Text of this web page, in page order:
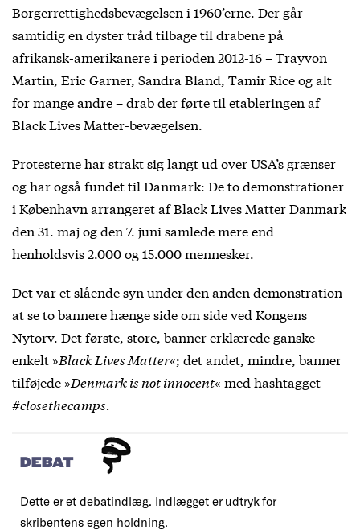
Borgerrettighedsbevægelsen i 1960’erne. Der går
samtidig en dyster tråd tilbage til drabene på
afrikansk-amerikanere i perioden 2012-16 – Trayvon
Martin, Eric Garner, Sandra Bland, Tamir Rice og alt
for mange andre – drab der førte til etableringen af
Black Lives Matter-bevægelsen.
Protesterne har strakt sig langt ud over USA’s grænser
og har også fundet til Danmark: De to demonstrationer
i København arrangeret af Black Lives Matter Danmark
den 31. maj og den 7. juni samlede mere end
henholdsvis 2.000 og 15.000 mennesker.
Det var et slående syn under den anden demonstration
at se to bannere hænge side om side ved Kongens
Nytorv. Det første, store, banner erklærede ganske
enkelt »Black Lives Matter«; det andet, mindre, banner
tilføjede »Denmark is not innocent« med hashtagget
#closethecamps.
DEBAT
Dette er et debatindlæg. Indlægget er udtryk for
skribentens egen holdning.